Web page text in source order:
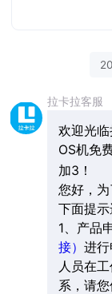
拉卡拉客服
欢迎光
OS机免
加3！
您好，
下面提示
1、产品
接） 进
人员在
系，请您